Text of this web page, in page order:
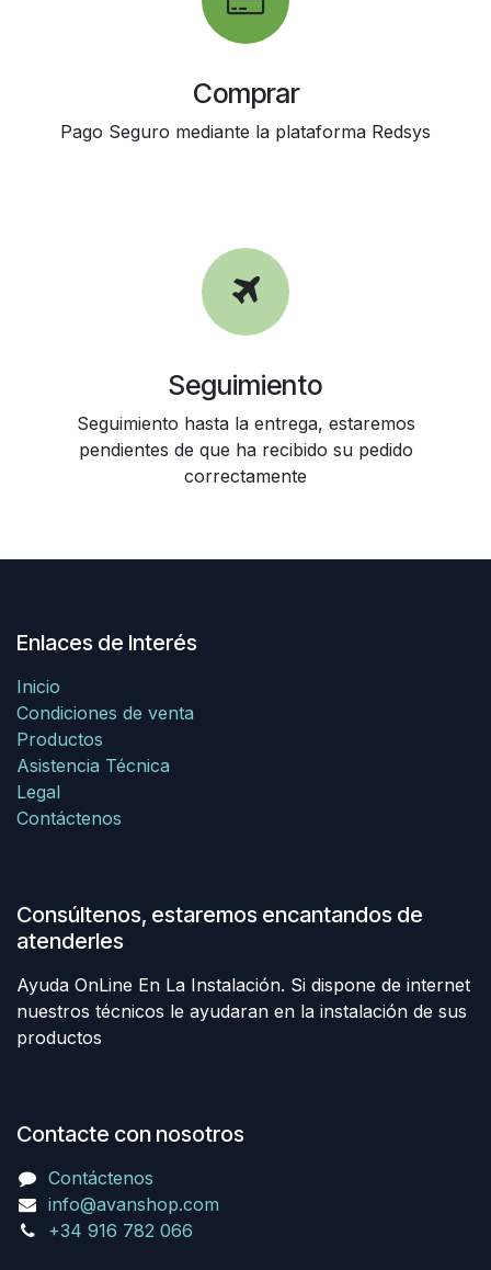
Comprar
Pago Seguro mediante la plataforma Redsys
Seguimiento
Seguimiento hasta la entrega, estaremos
pendientes de que ha recibido su pedido
correctamente
Enlaces de Interés
Inicio
Condiciones de venta
Productos
Asistencia Técnica
Legal
Contáctenos
Consúltenos, estaremos encantandos de
atenderles
Ayuda OnLine En La Instalación. Si dispone de internet
nuestros técnicos le ayudaran en la instalación de sus
productos
Contacte con nosotros
Contáctenos
info@avanshop.com
+34 916 782 066